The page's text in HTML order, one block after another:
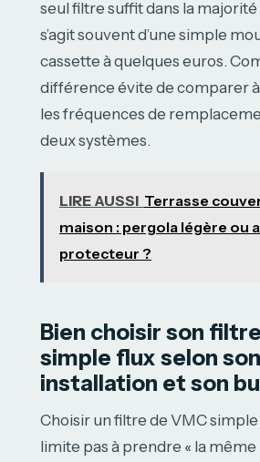
seul filtre suffit dans la majorité
s’agit souvent d’une simple
cassette à quelques euros.
différence évite de comparer
les fréquences de
deux systèmes.
LIRE AUSSI Terrasse
maison : pergola légère ou
protecteur ?
Bien choisir son
simple flux selon son
installation et son
Choisir un filtre de VMC simple
limite pas à prendre « la même